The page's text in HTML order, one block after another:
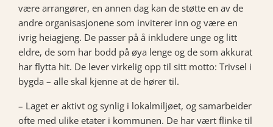
være arrangører, en annen dag kan de støtte en av de
andre organisasjonene som inviterer inn og være en
ivrig heiagjeng. De passer på å inkludere unge og litt
eldre, de som har bodd på øya lenge og de som akkurat
har flytta hit. De lever virkelig opp til sitt motto: Trivsel i
bygda – alle skal kjenne at de hører til.
– Laget er aktivt og synlig i lokalmiljøet, og samarbeider
ofte med ulike etater i kommunen. De har vært flinke til